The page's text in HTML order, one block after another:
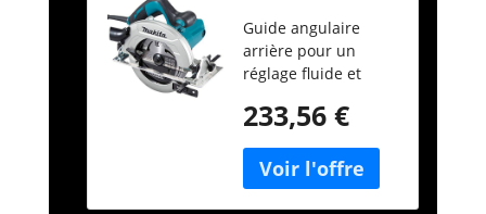
Makpac
Guide angulaire
arrière pour un
réglage fluide et
bise Grande capacité
degré et 45 mm à 45
degrés Coupes
233,56 €